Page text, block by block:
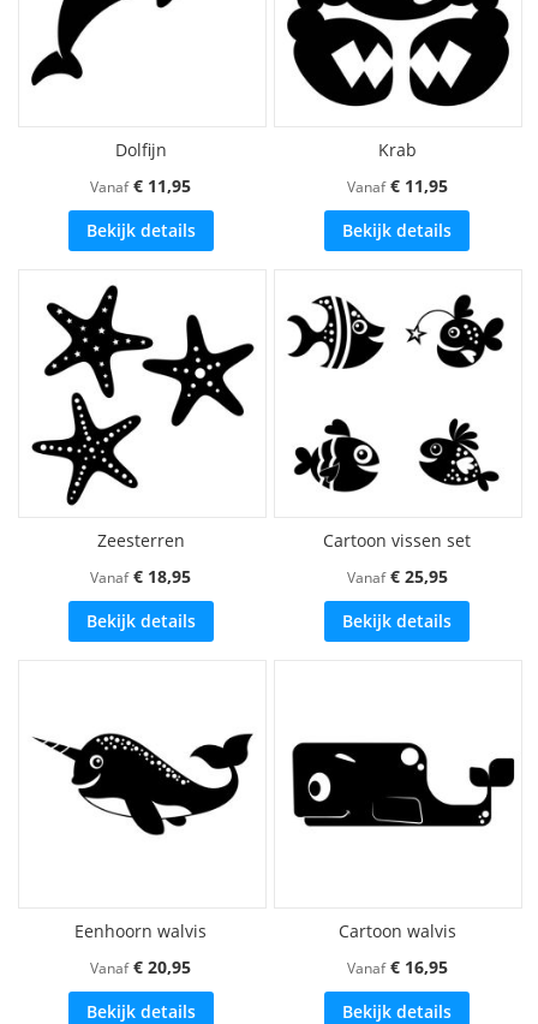
Dolfijn
Vanaf € 11,95
Bekijk details
Krab
Vanaf € 11,95
Bekijk details
Zeesterren
Vanaf € 18,95
Bekijk details
Cartoon vissen set
Vanaf € 25,95
Bekijk details
Eenhoorn walvis
Vanaf € 20,95
Bekijk details
Cartoon walvis
Vanaf € 16,95
Bekijk details